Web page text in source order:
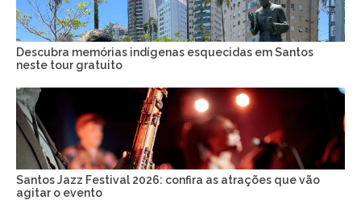
Descubra memórias indígenas esquecidas em Santos
neste tour gratuito
Santos Jazz Festival 2026: confira as atrações que vão
agitar o evento